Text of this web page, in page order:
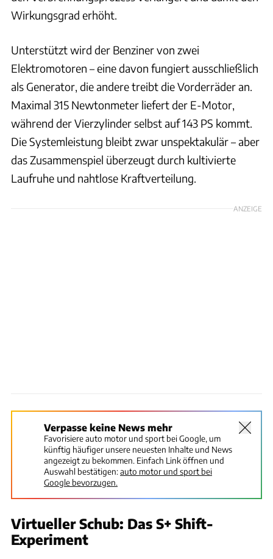
Wirkungsgrad erhöht.
Unterstützt wird der Benziner von zwei
Elektromotoren – eine davon fungiert ausschließlich
als Generator, die andere treibt die Vorderräder an.
Maximal 315 Newtonmeter liefert der E-Motor,
während der Vierzylinder selbst auf 143 PS kommt.
Die Systemleistung bleibt zwar unspektakulär – aber
das Zusammenspiel überzeugt durch kultivierte
Laufruhe und nahtlose Kraftverteilung.
ANZEIGE
Verpasse keine News mehr
Favorisiere auto motor und sport bei Google, um
künftig häufiger unsere neuesten Inhalte und News
angezeigt zu bekommen. Einfach Link öffnen und
Auswahl bestätigen:auto motor und sport bei
Google bevorzugen.
Virtueller Schub: Das S+ Shift-
Experiment